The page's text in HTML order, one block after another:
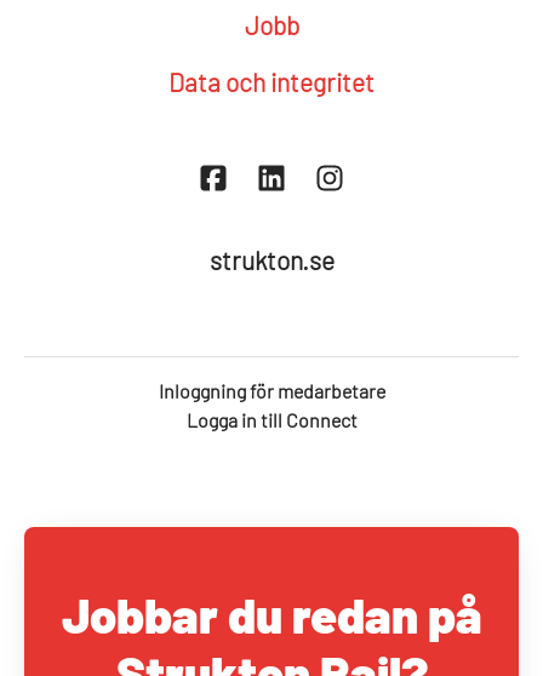
Jobb
Data och integritet
strukton.se
Inloggning för medarbetare
Logga in till Connect
Jobbar du redan på